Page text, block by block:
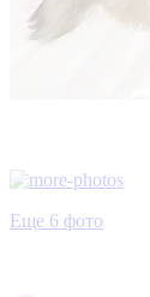
Еще 6 фото